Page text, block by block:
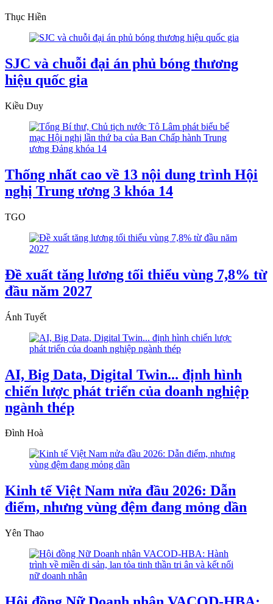
Thục Hiền
SJC và chuỗi đại án phủ bóng thương
hiệu quốc gia
Kiều Duy
Thống nhất cao về 13 nội dung trình Hội
nghị Trung ương 3 khóa 14
TGO
Đề xuất tăng lương tối thiểu vùng 7,8% từ
đầu năm 2027
Ánh Tuyết
AI, Big Data, Digital Twin... định hình
chiến lược phát triển của doanh nghiệp
ngành thép
Đình Hoà
Kinh tế Việt Nam nửa đầu 2026: Dẫn
điểm, nhưng vùng đệm đang mỏng dần
Yên Thao